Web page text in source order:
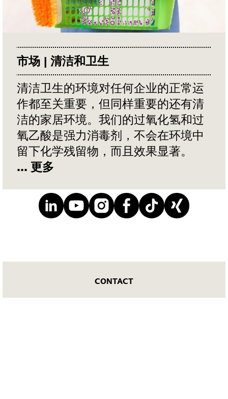
市场 | 清洁和卫生
清洁卫生的环境对任何企业的正常运
作都至关重要，但同样重要的还有清
洁的家居环境。我们的过氧化氢和过
氧乙酸是强力消毒剂，不会在环境中
留下化学残留物，而且效果显著。
... 更多
LOAD MORE
CONTACT